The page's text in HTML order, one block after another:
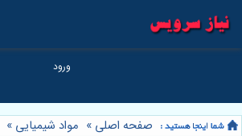
صفحه اصلی » مواد شیمیایی »